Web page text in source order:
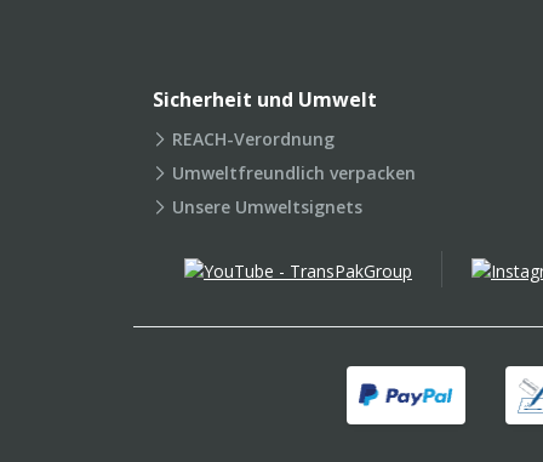
Sicherheit und Umwelt
REACH-Verordnung
Umweltfreundlich verpacken
Unsere Umweltsignets